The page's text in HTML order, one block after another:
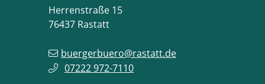
Herrenstraße 15
76437 Rastatt
buergerbuero@rastatt.de
07222 972-7110